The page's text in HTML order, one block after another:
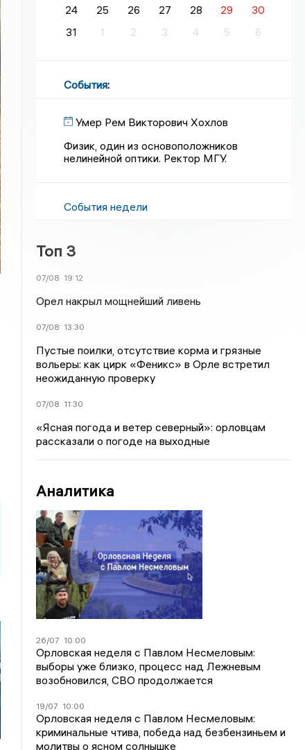
24
25 26 27 28 29
30
31
1 2 3 4 5 6
События:
Умер Рем Викторович Хохлов
Физик, один из основоположников
нелинейной оптики. Ректор МГУ.
События недели
Топ 3
07/08 19:12
Орел накрыл мощнейший ливень
07/08 13:30
Пустые поилки, отсутствие корма и грязные
вольеры: как цирк «Феникс» в Орле встретил
неожиданную проверку
07/08 11:30
«Ясная погода и ветер северный»: орловцам
рассказали о погоде на выходные
Аналитика
26/07 10:00
Орловская неделя с Павлом Несмеловым:
выборы уже близко, процесс над Лежневым
возобновился, СВО продолжается
19/07 10:00
Орловская неделя с Павлом Несмеловым:
криминальные чтива, победа над безбензиньем и
молитвы о ясном солнышке